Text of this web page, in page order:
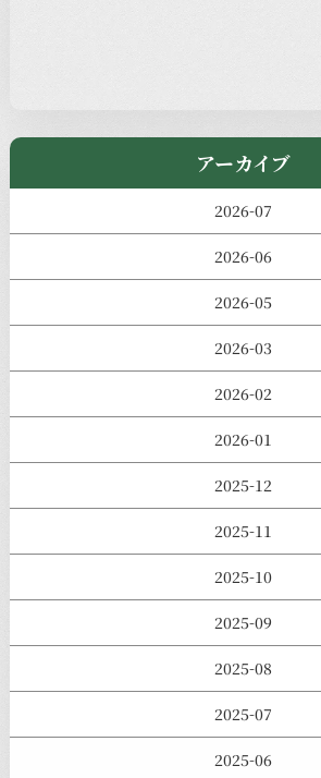
アーカイブ
2026-07
2026-06
2026-05
2026-03
2026-02
2026-01
2025-12
2025-11
2025-10
2025-09
2025-08
2025-07
2025-06